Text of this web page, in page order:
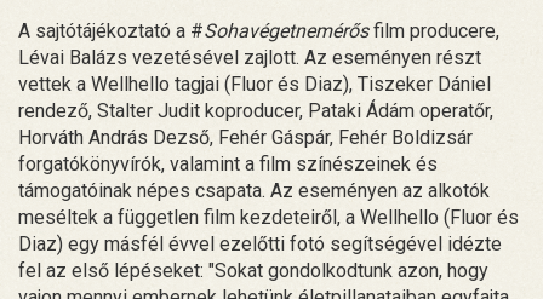
A sajtótájékoztató a #Sohavégetnemérősfilm producere,
Lévai Balázs vezetésével zajlott. Az eseményen részt
vettek a Wellhello tagjai (Fluor és Diaz), Tiszeker Dániel
rendező, Stalter Judit koproducer, Pataki Ádám operatőr,
Horváth András Dezső, Fehér Gáspár, Fehér Boldizsár
forgatókönyvírók, valamint a film színészeinek és
támogatóinak népes csapata. Az eseményen az alkotók
meséltek a független film kezdeteiről, a Wellhello (Fluor és
Diaz) egy másfél évvel ezelőtti fotó segítségével idézte
fel az első lépéseket: "Sokat gondolkodtunk azon, hogy